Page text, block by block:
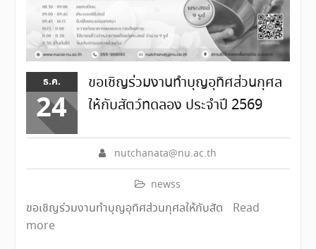
ธ.ค.
24
ขอเชิญร่วมงานทำบุญอุทิศส่วนกุศล
ให้กับสัตว์ทดลอง ประจำปี 2569
nutchanata@nu.ac.th
newss
ขอเชิญร่วมงานทำบุญอุทิศส่วนกุศลให้กับสัต
Read
more